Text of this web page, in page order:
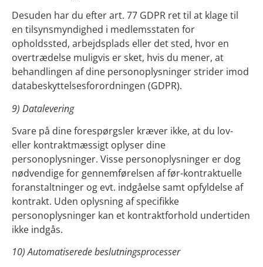
Desuden har du efter art. 77 GDPR ret til at klage til
en tilsynsmyndighed i medlemsstaten for
opholdssted, arbejdsplads eller det sted, hvor en
overtrædelse muligvis er sket, hvis du mener, at
behandlingen af dine personoplysninger strider imod
databeskyttelsesforordningen (GDPR).
9) Datalevering
Svare på dine forespørgsler kræver ikke, at du lov-
eller kontraktmæssigt oplyser dine
personoplysninger. Visse personoplysninger er dog
nødvendige for gennemførelsen af før-kontraktuelle
foranstaltninger og evt. indgåelse samt opfyldelse af
kontrakt. Uden oplysning af specifikke
personoplysninger kan et kontraktforhold undertiden
ikke indgås.
10) Automatiserede beslutningsprocesser